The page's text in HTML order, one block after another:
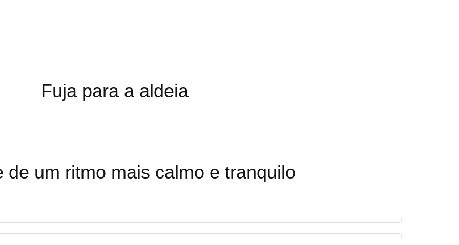
Fuja para a aldeia
de um ritmo mais calmo e tranquilo